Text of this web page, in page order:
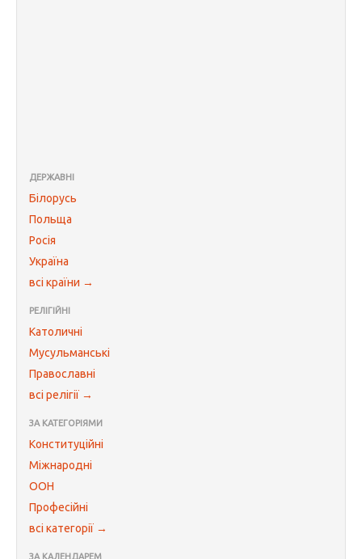
ДЕРЖАВНІ
Білорусь
Польща
Росія
Україна
всі країни →
РЕЛІГІЙНІ
Католичні
Мусульманські
Православні
всі релігії →
ЗА КАТЕГОРІЯМИ
Конституційні
Міжнародні
ООН
Професійні
всі категорії →
ЗА КАЛЕНДАРЕМ